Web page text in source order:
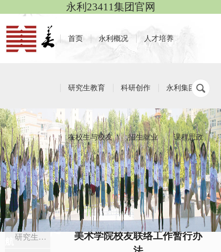
永利23411集团官网
首页 永利概况 人才培养
研究生教育 科研创作 永利集团
在校生与校友 招生就业 课程思政
栏目导
研究生工作
校友动态
当前位置: > 在校生与校友> 校友动态 > 正文
美术学院校友联络工作暂行办